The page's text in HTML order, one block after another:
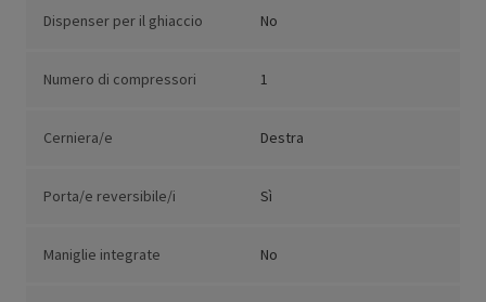
Dispenser per il ghiaccio No
Numero di compressori 1
Cerniera/e Destra
Porta/e reversibile/i Sì
Maniglie integrate No